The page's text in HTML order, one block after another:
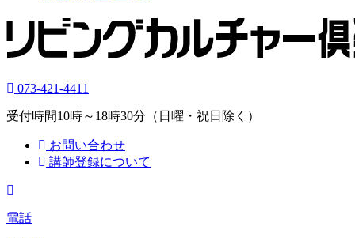
073-421-4411
受付時間10時～18時30分（日曜・祝日除く）
お問い合わせ
講師登録について
電話